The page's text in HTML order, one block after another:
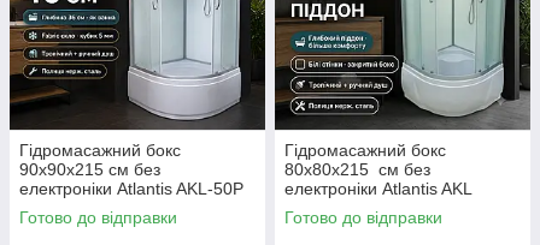
Гідромасажний бокс
90x90x215 см без
електроніки Atlantis AKL-50P
ECO XL
Готово до відправки
Гідромасажний бокс
80x80x215 см без
електроніки Atlantis AKL
1325P (XL) ECO
Готово до відправки